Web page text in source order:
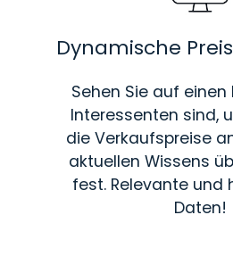
Dynamische
Sehen Sie auf einen
Interessenten sind,
die Verkaufspreise
aktuellen Wissens
fest. Relevante und
Daten!